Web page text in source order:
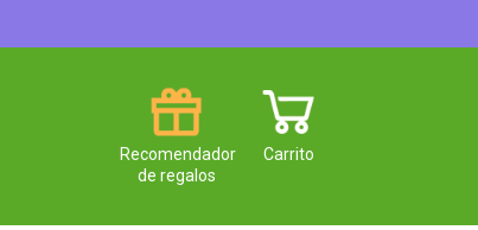
Carrito
Recomendador
de regalos